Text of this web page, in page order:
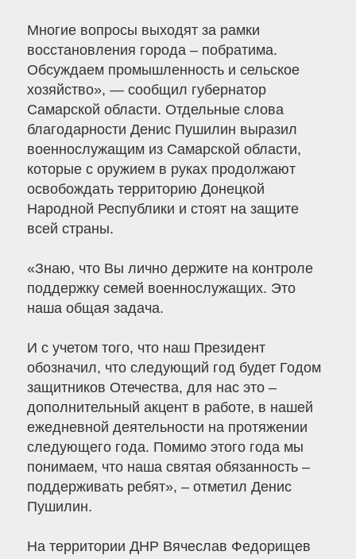
Многие вопросы выходят за рамки
восстановления города – побратима.
Обсуждаем промышленность и сельское
хозяйство», — сообщил губернатор
Самарской области. Отдельные слова
благодарности Денис Пушилин выразил
военнослужащим из Самарской области,
которые с оружием в руках продолжают
освобождать территорию Донецкой
Народной Республики и стоят на защите
всей страны.
«Знаю, что Вы лично держите на контроле
поддержку семей военнослужащих. Это
наша общая задача.
И с учетом того, что наш Президент
обозначил, что следующий год будет Годом
защитников Отечества, для нас это ‒
дополнительный акцент в работе, в нашей
ежедневной деятельности на протяжении
следующего года. Помимо этого года мы
понимаем, что наша святая обязанность ‒
поддерживать ребят», ‒ отметил Денис
Пушилин.
На территории ДНР Вячеслав Федорищев